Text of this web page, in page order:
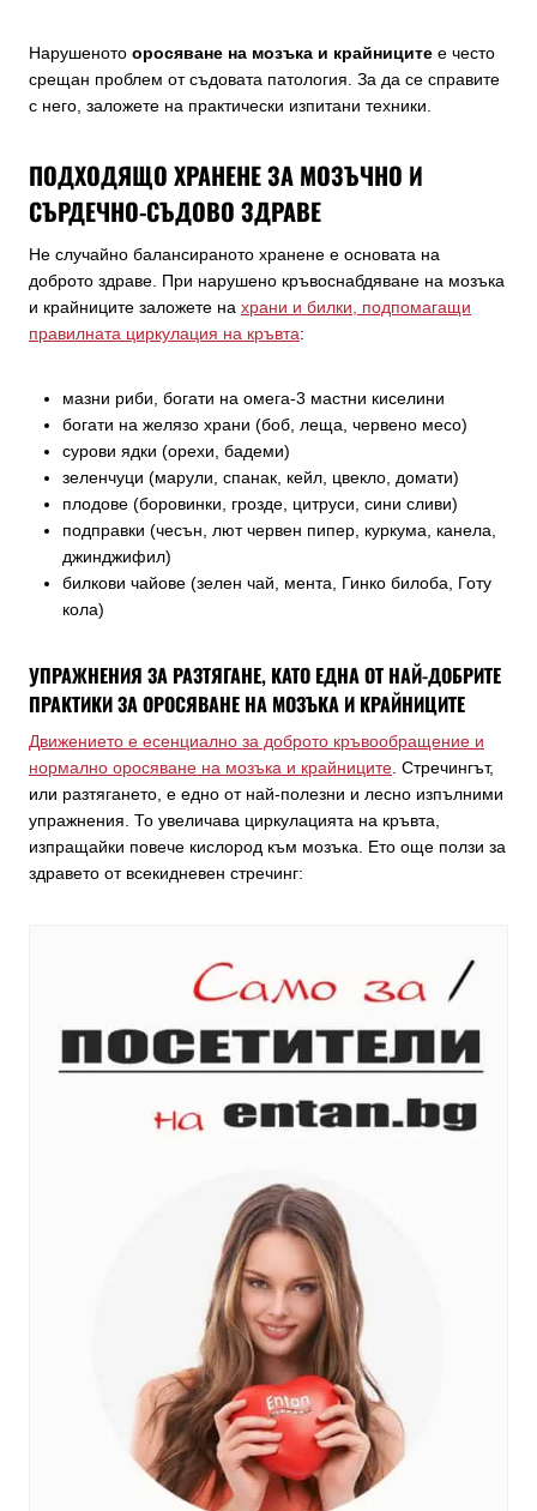
Нарушеното оросяване на мозъка и крайниците е често
срещан проблем от съдовата патология. За да се справите
с него, заложете на практически изпитани техники.
ПОДХОДЯЩО ХРАНЕНЕ ЗА МОЗЪЧНО И
СЪРДЕЧНО-СЪДОВО ЗДРАВЕ
Не случайно балансираното хранене е основата на
доброто здраве. При нарушено кръвоснабдяване на мозъка
и крайниците заложете на храни и билки, подпомагащи
правилната циркулация на кръвта:
мазни риби, богати на омега-3 мастни киселини
богати на желязо храни (боб, леща, червено месо)
сурови ядки (орехи, бадеми)
зеленчуци (марули, спанак, кейл, цвекло, домати)
плодове (боровинки, грозде, цитруси, сини сливи)
подправки (чесън, лют червен пипер, куркума, канела,
джинджифил)
билкови чайове (зелен чай, мента, Гинко билоба, Готу
кола)
УПРАЖНЕНИЯ ЗА РАЗТЯГАНЕ, КАТО ЕДНА ОТ НАЙ-ДОБРИТЕ
ПРАКТИКИ ЗА ОРОСЯВАНЕ НА МОЗЪКА И КРАЙНИЦИТЕ
Движението е есенциално за доброто кръвообращение и
нормално оросяване на мозъка и крайниците . Стречингът,
или разтягането, е едно от най-полезни и лесно изпълними
упражнения. То увеличава циркулацията на кръвта,
изпращайки повече кислород към мозъка. Ето още ползи за
здравето от всекидневен стречинг: